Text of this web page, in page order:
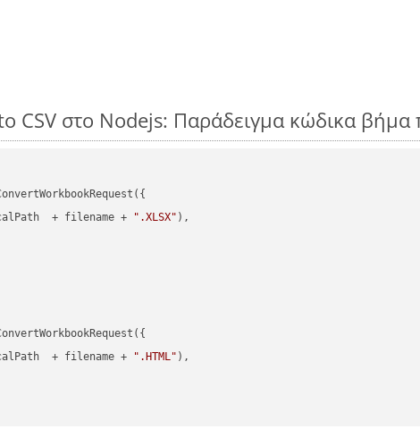
CSV στο Nodejs: Παράδειγμα κώδικα
+ filename + ".XLSX" ),
+ filename + ".HTML" ),